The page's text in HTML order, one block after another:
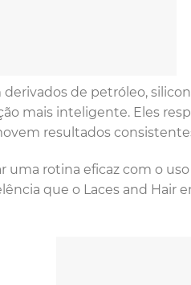
de petróleo,
mais inteligente. Eles
resultados
uma rotina eficaz com o
que o Laces and Hair